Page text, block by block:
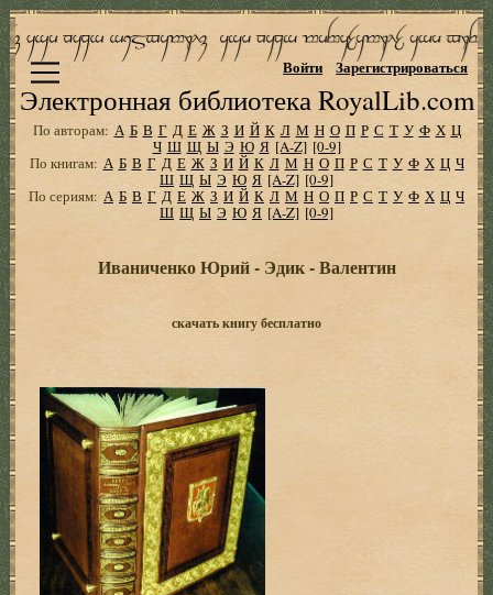
Электронная библиотека RoyalLib.com
Войти Зарегистрироваться
По авторам: А Б В Г Д Е Ж З И Й К Л М Н О П Р С Т У Ф Х Ц
Ч Ш Щ Ы Э Ю Я [A-Z] [0-9]
По книгам: А Б В Г Д Е Ж З И Й К Л М Н О П Р С Т У Ф Х Ц Ч
Ш Щ Ы Э Ю Я [A-Z] [0-9]
По сериям: А Б В Г Д Е Ж З И Й К Л М Н О П Р С Т У Ф Х Ц Ч
Ш Щ Ы Э Ю Я [A-Z] [0-9]
Иваниченко Юрий - Эдик - Валентин
скачать книгу бесплатно